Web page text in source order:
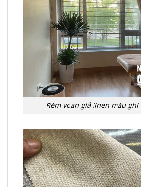
Rèm voan giả linen màu